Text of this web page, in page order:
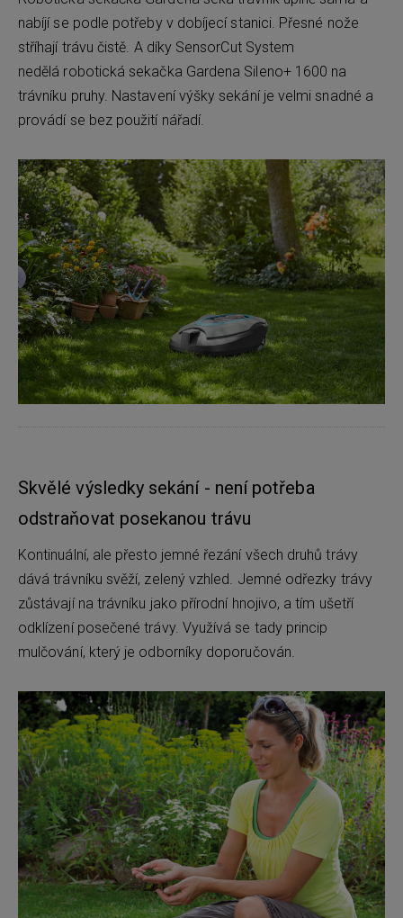
nabíjí se podle potřeby v dobíjecí stanici. Přesné nože
stříhají trávu čistě. A díky SensorCut System
nedělá robotická sekačka Gardena Sileno+ 1600 na
trávníku pruhy. Nastavení výšky sekání je velmi snadné a
provádí se bez použití nářadí.
Skvělé výsledky sekání - není potřeba
odstraňovat posekanou trávu
Kontinuální, ale přesto jemné řezání všech druhů trávy
dává trávníku svěží, zelený vzhled. Jemné odřezky trávy
zůstávají na trávníku jako přírodní hnojivo, a tím ušetří
odklízení posečené trávy. Využívá se tady princip
mulčování, který je odborníky doporučován.